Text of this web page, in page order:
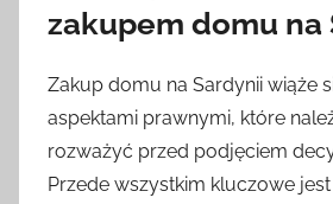
zakupem domu na
Zakup domu na Sardynii wiąże
aspektami prawnymi, które
rozważyć przed podjęciem
Przede wszystkim kluczowe